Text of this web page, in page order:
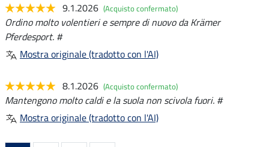
9.1.2026 (Acquisto confermato)
Ordino molto volentieri e sempre di nuovo da Krämer
Pferdesport. #
Mostra originale (tradotto con l'AI)
8.1.2026 (Acquisto confermato)
Mantengono molto caldi e la suola non scivola fuori. #
Mostra originale (tradotto con l'AI)